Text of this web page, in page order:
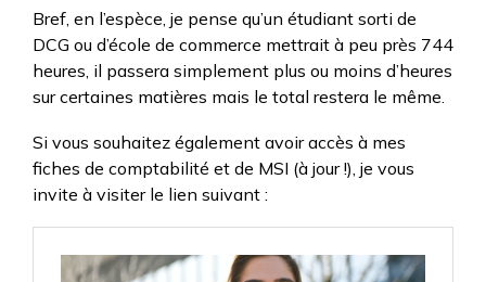
Bref, en l’espèce, je pense qu’un étudiant sorti de
DCG ou d’école de commerce mettrait à peu près 744
heures, il passera simplement plus ou moins d’heures
sur certaines matières mais le total restera le même.
Si vous souhaitez également avoir accès à mes
fiches de comptabilité et de MSI (à jour !), je vous
invite à visiter le lien suivant :